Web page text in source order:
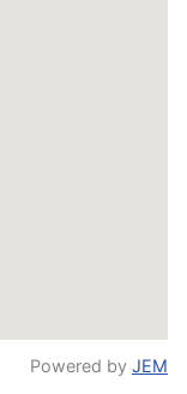
Powered by JEM